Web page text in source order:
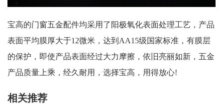
宝高的门窗五金配件均采用了阳极氧化表面处理工艺，产品
表面平均膜厚大于12微米，达到AA15级国家标准，有膜层
的保护，即使产品表面经过大力摩擦，依旧亮丽如新，五金
产品质量上乘，经久耐用，选择宝高，用得放心!
相关推荐